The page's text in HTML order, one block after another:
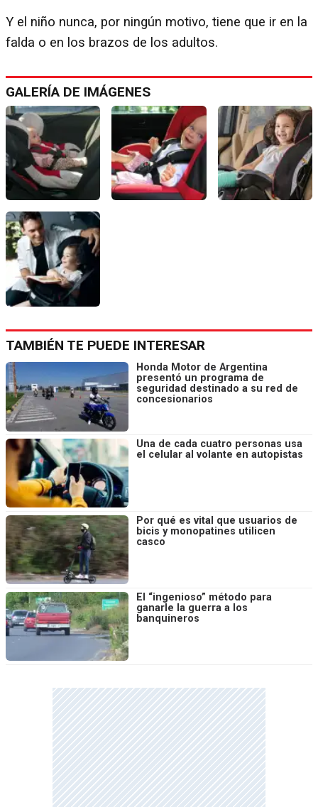
Y el niño nunca, por ningún motivo, tiene que ir en la
falda o en los brazos de los adultos.
GALERÍA DE IMÁGENES
TAMBIÉN TE PUEDE INTERESAR
Honda Motor de Argentina
presentó un programa de
seguridad destinado a su red de
concesionarios
Una de cada cuatro personas usa
el celular al volante en autopistas
Por qué es vital que usuarios de
bicis y monopatines utilicen
casco
El “ingenioso” método para
ganarle la guerra a los
banquineros